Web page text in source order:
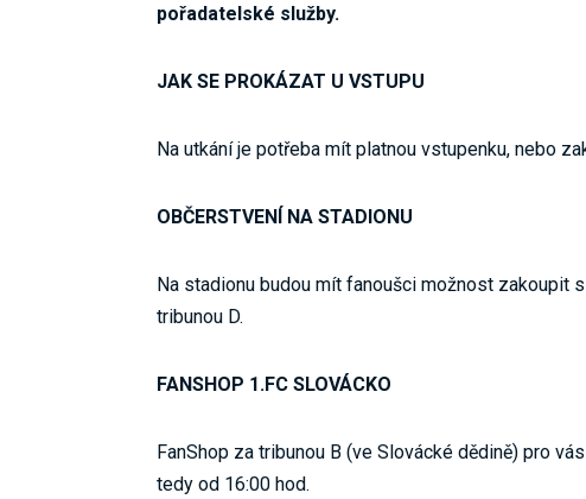
pořadatelské služby.
JAK SE PROKÁZAT U VSTUPU
Na utkání je potřeba mít platnou vstupenku, nebo
OBČERSTVENÍ NA STADIONU
Na stadionu budou mít fanoušci možnost zakoupit
tribunou D.
FANSHOP 1.FC SLOVÁCKO
FanShop za tribunou B (ve Slovácké dědině) pro
tedy od 16:00 hod.